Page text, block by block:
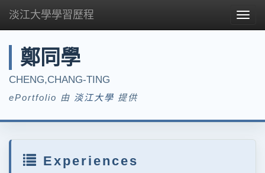
淡江大學學習歷程
鄭同學
CHENG,CHANG-TING
ePortfolio 由 淡江大學 提供
Experiences